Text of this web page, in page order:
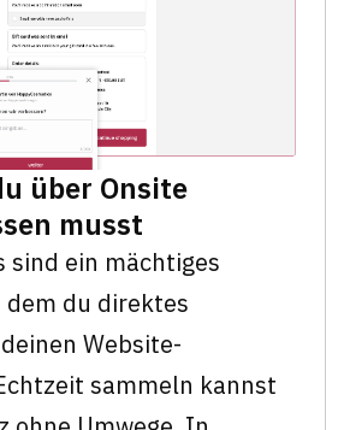
über Onsite
musst
sind ein mächtiges
du direktes
Website-
sammeln kannst